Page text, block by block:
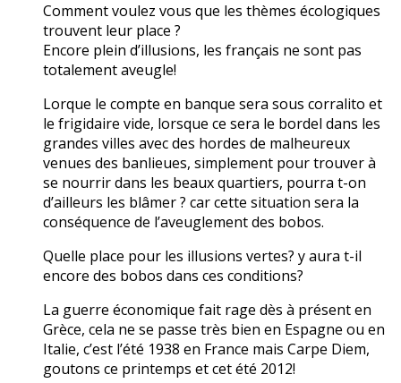
Comment voulez vous que les thèmes écologiques
trouvent leur place ?
Encore plein d’illusions, les français ne sont pas
totalement aveugle!
Lorque le compte en banque sera sous corralito et
le frigidaire vide, lorsque ce sera le bordel dans les
grandes villes avec des hordes de malheureux
venues des banlieues, simplement pour trouver à
se nourrir dans les beaux quartiers, pourra t-on
d’ailleurs les blâmer ? car cette situation sera la
conséquence de l’aveuglement des bobos.
Quelle place pour les illusions vertes? y aura t-il
encore des bobos dans ces conditions?
La guerre économique fait rage dès à présent en
Grèce, cela ne se passe très bien en Espagne ou en
Italie, c’est l’été 1938 en France mais Carpe Diem,
goutons ce printemps et cet été 2012!